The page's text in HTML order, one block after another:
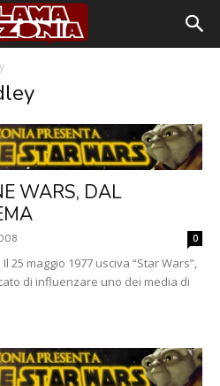
WARS, DAL
0
Il 25 maggio 1977 usciva “Star Wars”,
di influenzare uno dei media di